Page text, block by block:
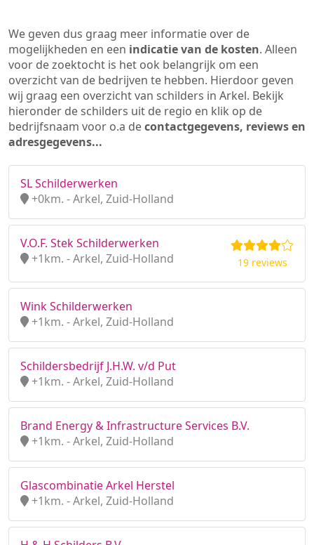
We geven dus graag meer informatie over de
mogelijkheden en een indicatie van de kosten. Alleen
voor de zoektocht is het ook belangrijk om een
overzicht van de bedrijven te hebben. Hierdoor geven
wij graag een overzicht van schilders in Arkel. Bekijk
hieronder de schilders uit de regio en klik op de
bedrijfsnaam voor o.a decontactgegevens, reviews en
adresgegevens...
SL Schilderwerken
+0km. - Arkel, Zuid-Holland
V.O.F. Stek Schilderwerken
+1km. - Arkel, Zuid-Holland
19 reviews
Wink Schilderwerken
+1km. - Arkel, Zuid-Holland
Schildersbedrijf J.H.W. v/d Put
+1km. - Arkel, Zuid-Holland
Brand Energy & Infrastructure Services B.V.
+1km. - Arkel, Zuid-Holland
Glascombinatie Arkel Herstel
+1km. - Arkel, Zuid-Holland